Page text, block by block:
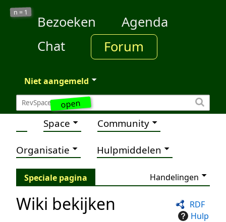
open
n = 1
Bezoeken
Agenda
Chat
Forum
Niet aangemeld
Space Community
Organisatie Hulpmiddelen
Speciale pagina Handelingen
RDF
Hulp
Wiki bekijken